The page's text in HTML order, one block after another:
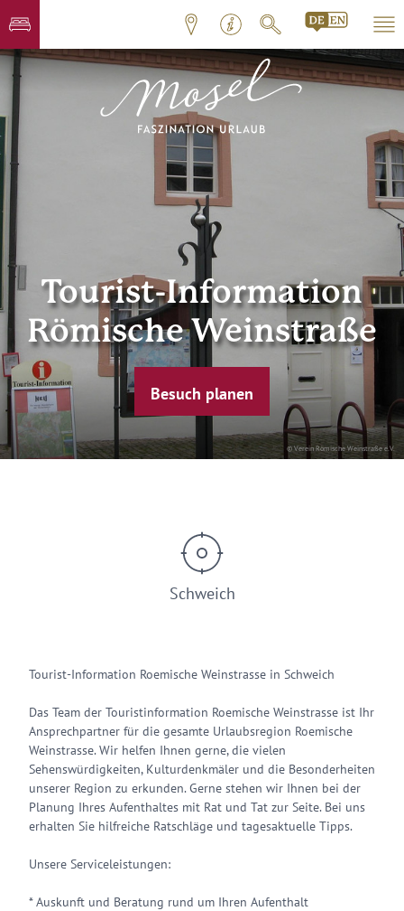
© Verein Römische Weinstraße e.V.
Tourist-Information
Römische Weinstraße
Besuch planen
Schweich
Tourist-Information Roemische Weinstrasse in Schweich
Das Team der Touristinformation Roemische Weinstrasse ist Ihr
Ansprechpartner für die gesamte Urlaubsregion Roemische
Weinstrasse. Wir helfen Ihnen gerne, die vielen
Sehenswürdigkeiten, Kulturdenkmäler und die Besonderheiten
unserer Region zu erkunden. Gerne stehen wir Ihnen bei der
Planung Ihres Aufenthaltes mit Rat und Tat zur Seite. Bei uns
erhalten Sie hilfreiche Ratschläge und tagesaktuelle Tipps.
Unsere Serviceleistungen:
* Auskunft und Beratung rund um Ihren Aufenthalt